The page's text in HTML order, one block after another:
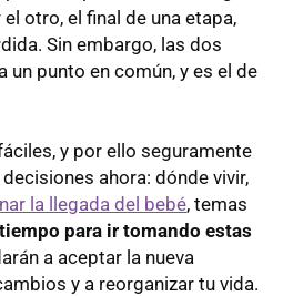
otro, el final de una etapa,
Sin embargo, las dos
un punto en común, y es el de
y por ello seguramente
ahora: dónde vivir,
la llegada del bebé, temas
para ir tomando estas
a aceptar la nueva
y a reorganizar tu vida.